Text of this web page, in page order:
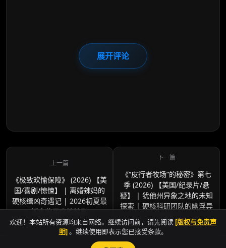
展开评论
《极致欢愉保障》 (2026) 【美
国/喜剧/惊悚】 | 离婚辣妈的
硬核缉凶奇遇记 | 2026初夏最
抓人的黑幽惊悚剧
《“皮行者牧场”的秘密》第七
季 (2026) 【美国/纪录片/悬
疑】 | 犹他州异象之地的未知
探索 | 硬核科研团队的幽浮异
事录
欢迎！本站所有资源均来自网络。继续访问前，请先阅读 [版权与免责声
明]。继续使用即表示您已接受条款。